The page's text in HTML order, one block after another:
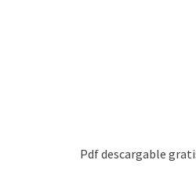
Pdf descargable